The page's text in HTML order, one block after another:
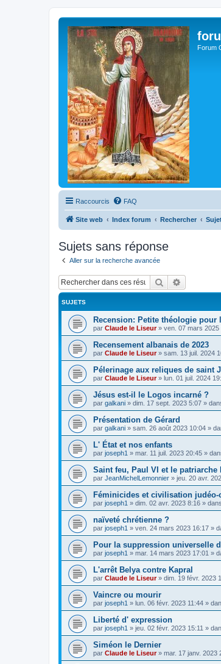
Forum
Raccourcis FAQ
Site web Index forum Rechercher
Sujets sans réponse
Aller sur la recherche avancée
Rechercher
SUJETS
Recension: Petite théologie pour
par Claude le Liseur» ven. 07 mars 2025
Recensement albanais de 2023
par Claude le Liseur» sam. 13 juil. 2024
Pélerinage aux reliques de saint
par Claude le Liseur» lun. 01 juil. 2024
Jésus est-il le Logos incarné ?
par galkani » dim. 17 sept. 2023 5:07 »
Présentation de Gérard
par galkani » sam. 26 août 2023 10:04 »
L' État et nos enfants
par joseph1 » mar. 11 juil. 2023 20:45 »
Saint feu, Paul VI et le patriarche
par JeanMichelLemonnier » jeu. 20 avr.
Féminicides et civilisation judéo-
par joseph1 » dim. 02 avr. 2023 8:16 » dans
naïveté chrétienne ?
par joseph1 » ven. 24 mars 2023 16:17 »
Pour la suppression universelle
par joseph1 » mar. 14 mars 2023 17:01 »
L'arrêt Belya contre Kapral
par Claude le Liseur» dim. 19 févr. 2023
Vaincre ou mourir
par joseph1 » lun. 06 févr. 2023 11:44 »
Liberté d' expression
par joseph1 » jeu. 02 févr. 2023 15:11 »
Siméon le Dernier
par Claude le Liseur» mar. 17 janv. 2023